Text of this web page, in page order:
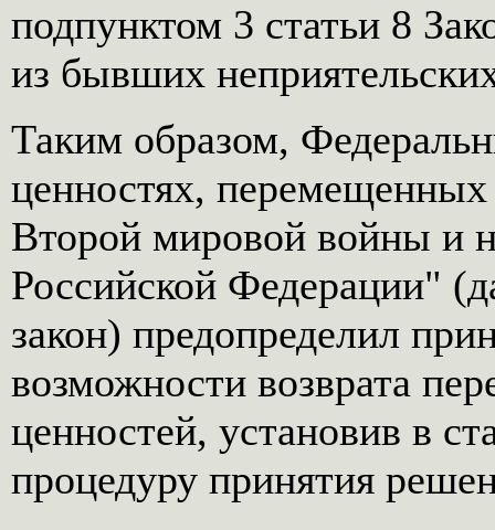
подпунктом 3 статьи 8
из бывших
Таким образом,
ценностях,
Второй мировой войны и
Российской Федерации"
закон) предопределил
возможности возврата
ценностей, установив в
процедуру принятия